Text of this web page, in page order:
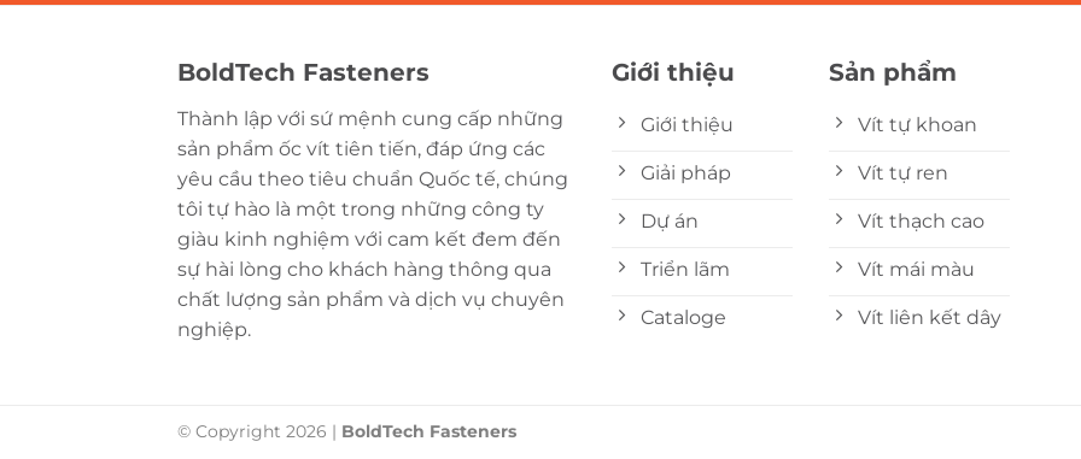
BoldTech Fasteners
Thành lập với sứ mệnh cung cấp những
sản phẩm ốc vít tiên tiến, đáp ứng các
yêu cầu theo tiêu chuẩn Quốc tế, chúng
tôi tự hào là một trong những công ty
giàu kinh nghiệm với cam kết đem đến
sự hài lòng cho khách hàng thông qua
chất lượng sản phẩm và dịch vụ chuyên
nghiệp.
Giới thiệu
Giới thiệu
Giải pháp
Dự án
Triển lãm
Cataloge
Sản phẩm
Vít tự khoan
Vít tự ren
Vít thạch cao
Vít mái màu
Vít liên kết dây
© Copyright 2026 | BoldTech Fasteners